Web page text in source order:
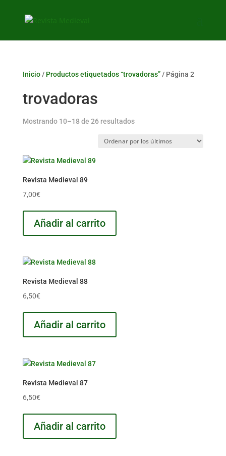
Inicio/ Productos etiquetados “trovadoras”/ Página 2
trovadoras
Mostrando 10–18 de 26 resultadosOrdenado
los
Revista Medieval 89
7,00€
Añadir al carrito
Revista Medieval 88
6,50€
Añadir al carrito
Revista Medieval 87
6,50€
Añadir al carrito